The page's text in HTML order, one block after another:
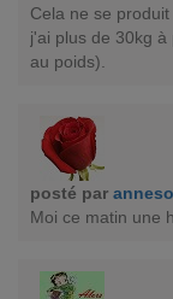
Cela ne se
j'ai plus de 30kg
au poids).
posté par
Moi ce matin une